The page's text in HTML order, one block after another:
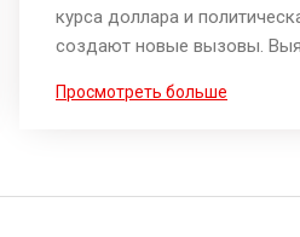
курса доллара и
создают новые вызовы.
рынок в ближайшее время –
Просмотреть больше